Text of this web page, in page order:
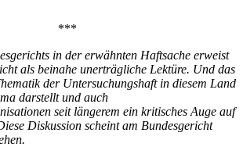
***
in der erwähnten Haftsache erweist
als beinahe unerträgliche Lektüre. Und das
der Untersuchungshaft in diesem Land
darstellt und auch
seit längerem ein kritisches Auge auf
Diskussion scheint am Bundesgericht